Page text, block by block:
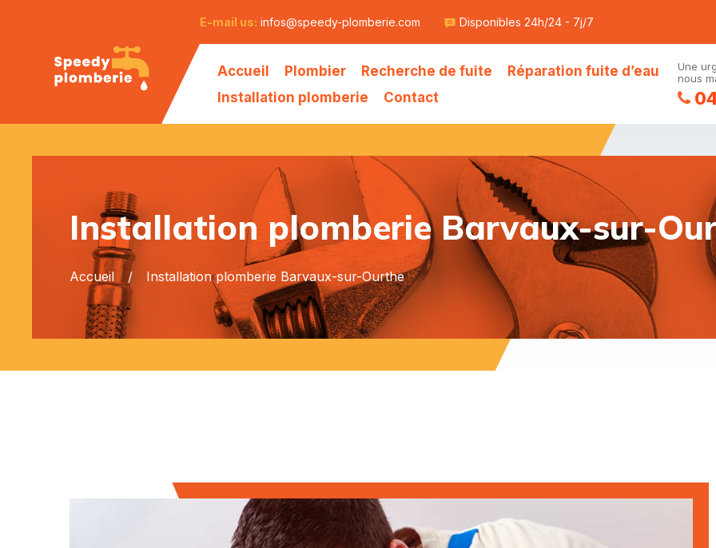
E-mail us: infos@speedy-plomberie.com Disponibles 24h/24 - 7j/7
Accueil Plombier Recherche de fuite
Réparation fuite d’eau
Installation plomberie
Contact
Une
nous
Installation plomberie Barvaux-sur-
Accueil Installation plomberie Barvaux-sur-Ourthe